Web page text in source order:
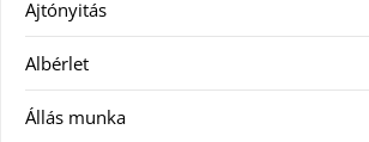
Ajtónyitás
Albérlet
Állás munka